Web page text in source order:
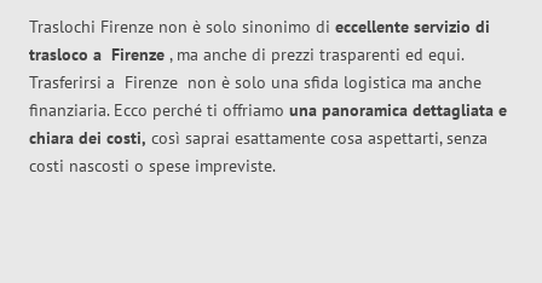
Traslochi Firenze non è solo sinonimo di eccellente servizio di
trasloco a Firenze , ma anche di prezzi trasparenti ed equi.
Trasferirsi a Firenze non è solo una sfida logistica ma anche
finanziaria. Ecco perché ti offriamo una panoramica dettagliata e
chiara dei costi, così saprai esattamente cosa aspettarti, senza
costi nascosti o spese impreviste.